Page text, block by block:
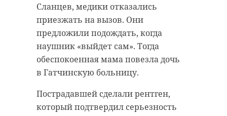
Сланцев, медики отказались
приезжать на вызов. Они
предложили подождать, когда
наушник «выйдет сам». Тогда
обеспокоенная мама повезла дочь
в Гатчинскую больницу.
Пострадавшей сделали рентген,
который подтвердил серьезность